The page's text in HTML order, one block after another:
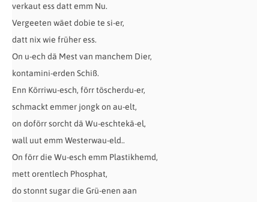
verkaut ess datt emm Nu.
Vergeeten wäet dobie te si-er,
datt nix wie früher ess.
On u-ech dä Mest van manchem Dier,
kontamini-erden Schiß.
Enn Körriwu-esch, förr töscherdu-er,
schmackt emmer jongk on au-elt,
on doförr sorcht dä Wu-eschtekä-el,
wall uut emm Westerwau-eld..
On förr die Wu-esch emm Plastikhemd,
mett orentlech Phosphat,
do stonnt sugar die Grü-enen aan